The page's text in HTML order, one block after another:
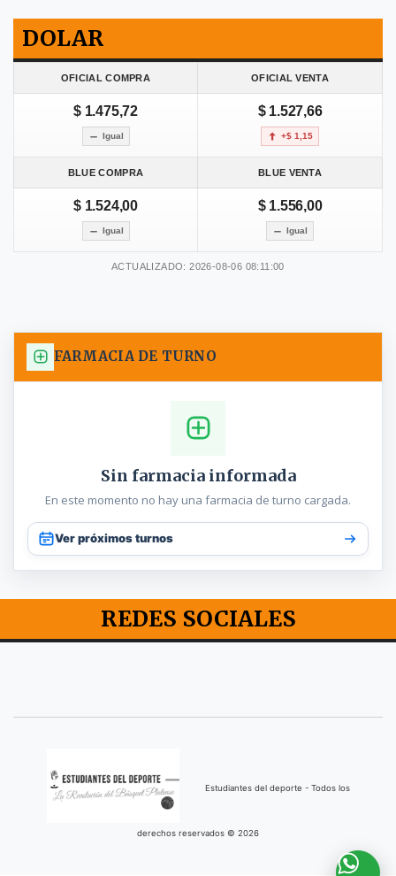
DOLAR
OFICIAL COMPRA OFICIAL VENTA
$ 1.475,72
Igual
$ 1.527,66
+$ 1,15
BLUE COMPRA BLUE VENTA
$ 1.524,00
Igual
$ 1.556,00
Igual
ACTUALIZADO: 2026-08-06 08:11:00
FARMACIA DE TURNO
Sin farmacia informada
En este momento no hay una farmacia de turno cargada.
Ver próximos turnos
REDES SOCIALES
Estudiantes del deporte - Todos los
derechos reservados © 2026